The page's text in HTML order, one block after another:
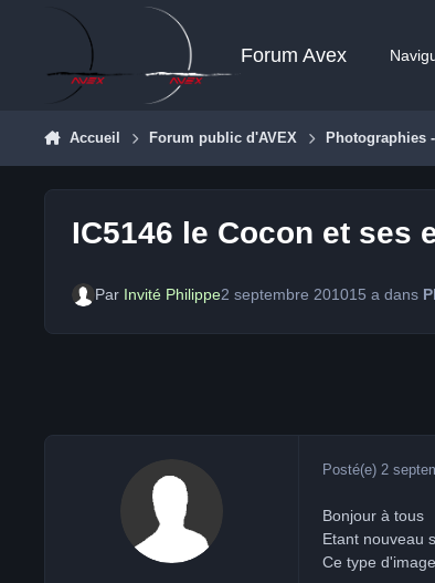
Aller au contenu
Forum Avex
Accueil Forum public d'AVEX Photographies
IC5146 le Cocon et ses
Par Invité Philippe2 septembre 201015 adans
Posté(e) 2
Bonjour à tous
Etant nouveau
Ce type